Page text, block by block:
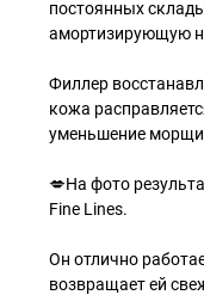
постоянных
амортизирующую
Филлер
кожа
уменьшение
💋На фото
Fine Lines.
Он отлично
возвращает ей